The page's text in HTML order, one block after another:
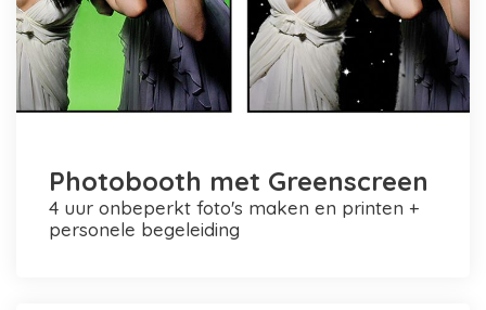
Photobooth met Greenscreen
4 uur onbeperkt foto's maken en printen +
personele begeleiding